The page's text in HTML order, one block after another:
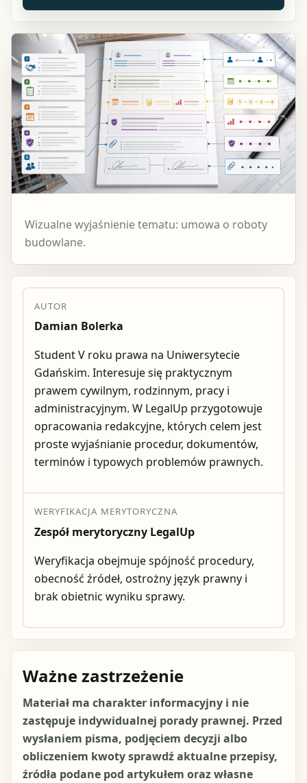
Wizualne wyjaśnienie tematu: umowa o roboty
budowlane.
AUTOR
Damian Bolerka
Student V roku prawa na Uniwersytecie
Gdańskim. Interesuje się praktycznym
prawem cywilnym, rodzinnym, pracy i
administracyjnym. W LegalUp przygotowuje
opracowania redakcyjne, których celem jest
proste wyjaśnianie procedur, dokumentów,
terminów i typowych problemów prawnych.
WERYFIKACJA MERYTORYCZNA
Zespół merytoryczny LegalUp
Weryfikacja obejmuje spójność procedury,
obecność źródeł, ostrożny język prawny i
brak obietnic wyniku sprawy.
Ważne zastrzeżenie
Materiał ma charakter informacyjny i nie
zastępuje indywidualnej porady prawnej. Przed
wysłaniem pisma, podjęciem decyzji albo
obliczeniem kwoty sprawdź aktualne przepisy,
źródła podane pod artykułem oraz własne